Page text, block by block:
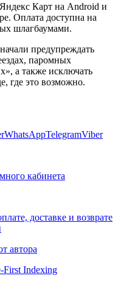
Карт на Android и
Оплата доступна на
шлагбаумами.
предупреждать
паромных
а также исключать
где это возможно.
WhatsAppTelegramViber
кабинета
доставке и возврате
автора
First Indexing